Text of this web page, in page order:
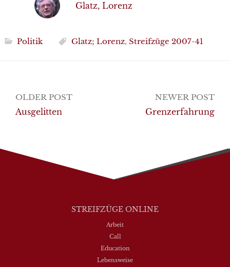
Glatz, Lorenz
Politik Glatz; Lorenz, Streifzüge 2007-41
Post
navigation
OLDER POST
Ausgelitten
NEWER POST
Grenzerfahrung
STREIFZÜGE ONLINE
Arbeit
Call
Education
Lebensweise